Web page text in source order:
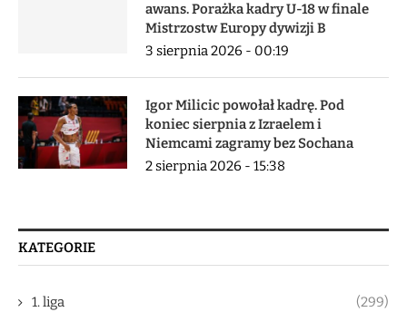
awans. Porażka kadry U-18 w finale
Mistrzostw Europy dywizji B
3 sierpnia 2026 - 00:19
Igor Milicic powołał kadrę. Pod
koniec sierpnia z Izraelem i
Niemcami zagramy bez Sochana
2 sierpnia 2026 - 15:38
KATEGORIE
1. liga (299)